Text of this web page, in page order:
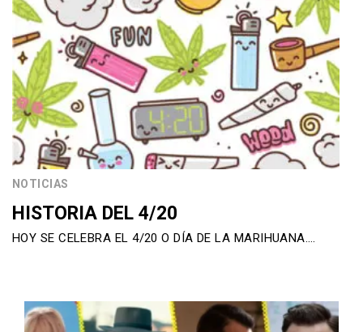
NOTICIAS
HISTORIA DEL 4/20
HOY SE CELEBRA EL 4/20 O DÍA DE LA MARIHUANA….